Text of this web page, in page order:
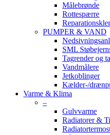
Målebrønde
Rottespærre
PUMPER & VAND
SML
Tagrender og
Vandmålere
Jetkoblinger
Kælder-/
Varme & Klima
–
Gulvvarme
Radiatorer &